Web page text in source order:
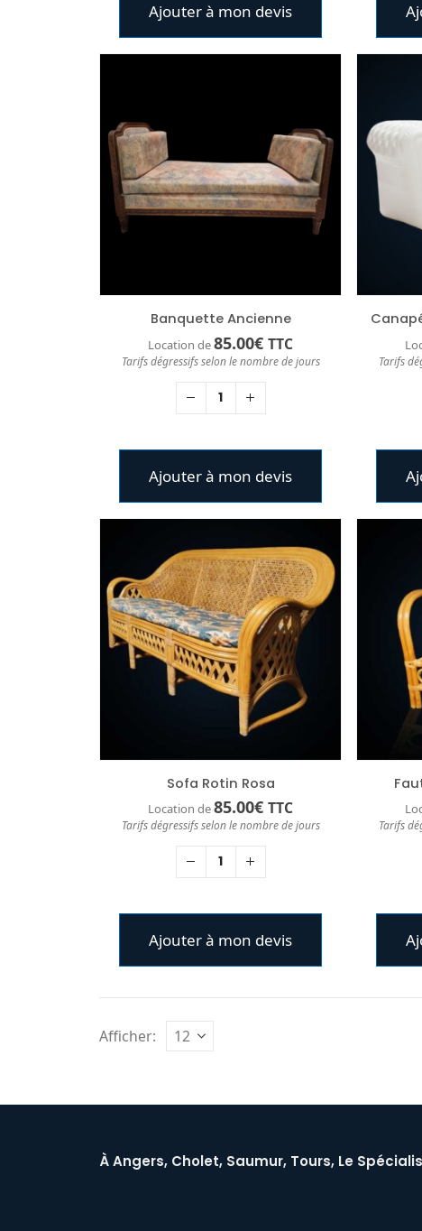
Ajouter à mon devis
Banquette Ancienne
Location de85.00€ TTC
Tarifs dégressifs selon le nombre de jours
Ajouter à mon devis
Tarifs
Sofa Rotin Rosa
Location de85.00€ TTC
Tarifs dégressifs selon le nombre de jours
Ajouter à mon devis
Tarifs
Afficher:
À Angers, Cholet, Saumur, Tours, Le